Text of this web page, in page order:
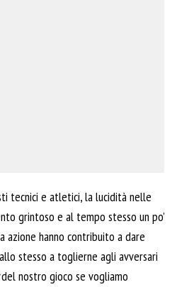
tecnici e atletici, la lucidità nelle
grintoso e al tempo stesso un po’
azione hanno contribuito a dare
stesso a toglierne agli avversari
del nostro gioco se vogliamo